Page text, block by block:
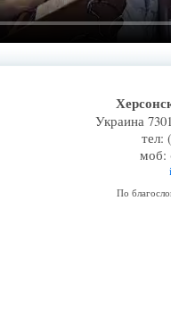
Украина
тел:
моб:
По